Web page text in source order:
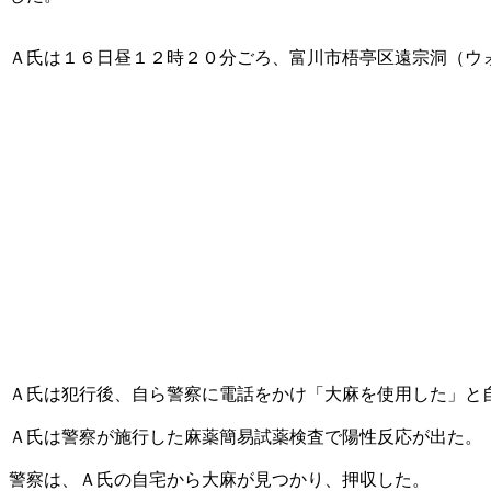
Ａ氏は１６日昼１２時２０分ごろ、富川市梧亭区遠宗洞（
Ａ氏は犯行後、自ら警察に電話をかけ「大麻を使用した」
Ａ氏は警察が施行した麻薬簡易試薬検査で陽性反応が出た。
警察は、Ａ氏の自宅から大麻が見つかり、押収した。